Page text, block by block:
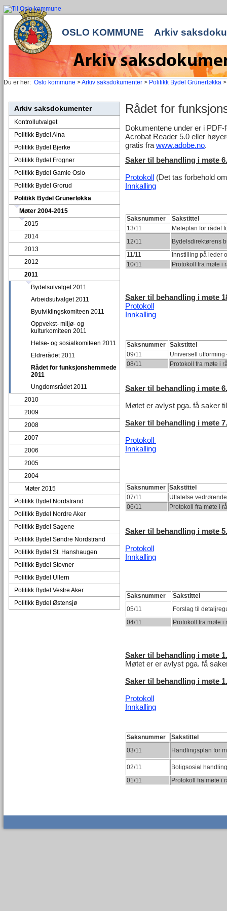
OSLO KOMMUNE Arkiv
Du er her: Oslo kommune >Arkiv saksdokumenter > Politikk Bydel Grünerløkka
Arkiv saksdokumenter
Kontrollutvalget
Politikk Bydel Alna
Politikk Bydel Bjerke
Politikk Bydel Frogner
Politikk Bydel Gamle Oslo
Politikk Bydel Grorud
Politikk Bydel Grünerløkka
Møter 2004-2015
2015
2014
2013
2012
2011
Bydelsutvalget 2011
Arbeidsutvalget 2011
Byutviklingskomiteen 2011
Oppvekst- miljø- og
kulturkomiteen 2011
Helse- og sosialkomiteen 2011
Eldrerådet 2011
Rådet for funksjonshemmede
2011
Ungdomsrådet 2011
2010
2009
2008
2007
2006
2005
2004
Møter 2015
Politikk Bydel Nordstrand
Politikk Bydel Nordre Aker
Politikk Bydel Sagene
Politikk Bydel Søndre Nordstrand
Politikk Bydel St. Hanshaugen
Politikk Bydel Stovner
Politikk Bydel Ullern
Politikk Bydel Vestre Aker
Politikk Bydel Østensjø
Rådet for
Dokumentene under er i
Acrobat Reader 5.0 eller
gratis fra www.adobe.no.
Saker til behandling i møte
Protokoll (Det tas forbehold
Innkalling
Saksnummer
Sakstittel
13/11
Møteplan for rådet
12/11
Bydelsdirektørens
11/11
Innstilling på leder
10/11
Protokoll fra møte i
Saker til behandling i møte
Protokoll
Innkalling
Saksnummer Sakstittel
09/11
Universell
08/11
Protokoll fra møte i
Saker til behandling i møte
Møtet er avlyst pga. få saker
Saker til behandling i møte
Protokoll
Innkalling
Saksnummer Sakstittel
07/11
Uttalelse
06/11
Protokoll fra møte i
Saker til behandling i møte
Protokoll
Innkalling
Saksnummer
Sakstittel
05/11
Forslag til
04/11
Protokoll fra møte
Saker til behandling i møte
Møtet er er avlyst pga. få
Saker til behandling i møte
Protokoll
Innkalling
Saksnummer
Sakstittel
03/11
Handlingsplan for
02/11
Boligsosial
01/11
Protokoll fra møte i